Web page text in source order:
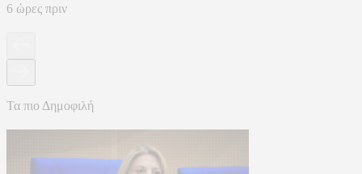
6 ώρες πριν
Τα πιο Δημοφιλή